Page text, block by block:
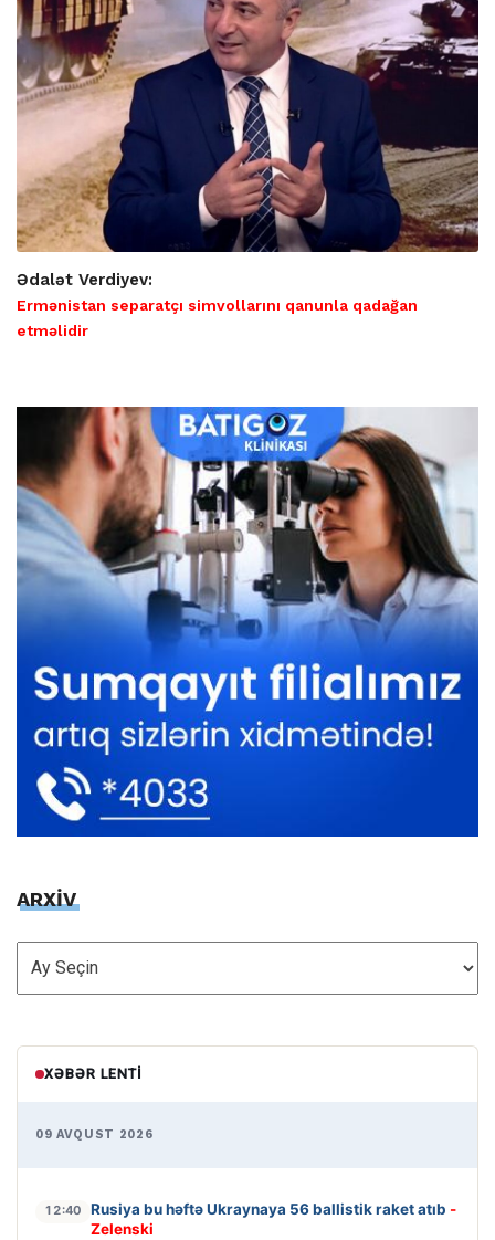
Ədalət Verdiyev:
Ermənistan separatçı simvollarını qanunla qadağan
etməlidir
ARXİV
ARXİV
XƏBƏR LENTI
09 AVQUST 2026
12:40 Rusiya bu həftə Ukraynaya 56 ballistik raket atıb -
Zelenski